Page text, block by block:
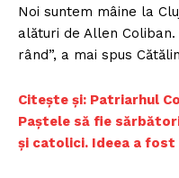
Noi suntem mâine la
alături de Allen
rând”, a mai spus
Citește și: Patriarhul
Paștele să fie
și catolici. Ideea a fost